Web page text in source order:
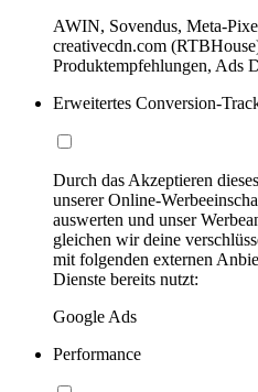
AWIN, Sovendus, Meta-
creativecdn.com
Produktempfehlungen, Ads
Erweitertes Conversion-
Durch das Akzeptieren
unserer Online-
auswerten und unser
gleichen wir deine
mit folgenden externen
Dienste bereits nutzt:
Google Ads
Performance